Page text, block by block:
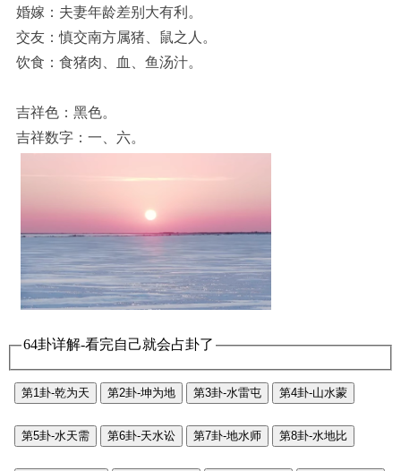
婚嫁：夫妻年龄差别大有利。
交友：慎交南方属猪、鼠之人。
饮食：食猪肉、血、鱼汤汁。
吉祥色：黑色。
吉祥数字：一、六。
64卦详解-看完自己就会占卦了
第1卦-乾为天 第2卦-坤为地 第3卦-水雷屯 第4卦-山水蒙
第5卦-水天需 第6卦-天水讼 第7卦-地水师 第8卦-水地比